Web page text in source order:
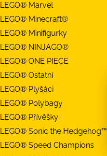
LEGO® Marvel
LEGO® Minecraft®
LEGO® Minifigurky
LEGO® NINJAGO®
LEGO® ONE PIECE
LEGO® Ostatní
LEGO® Plyšáci
LEGO® Polybagy
LEGO® Přívěšky
LEGO® Sonic the Hedgehog™
LEGO® Speed Champions